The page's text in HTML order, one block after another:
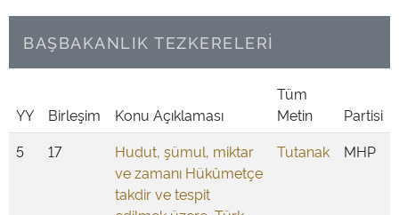
BAŞBAKANLIK TEZKERELERİ
YY Birleşim Konu Açıklaması
Tüm
Metin
Partisi
5
17
Hudut, şümul, miktar
ve zamanı Hükûmetçe
takdir ve tespit
Tutanak MHP